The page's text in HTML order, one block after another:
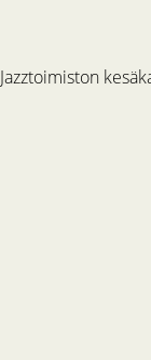
Jazztoimiston